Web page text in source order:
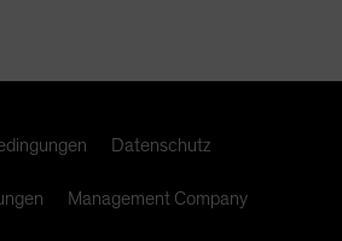
Datenschutz
Management Company